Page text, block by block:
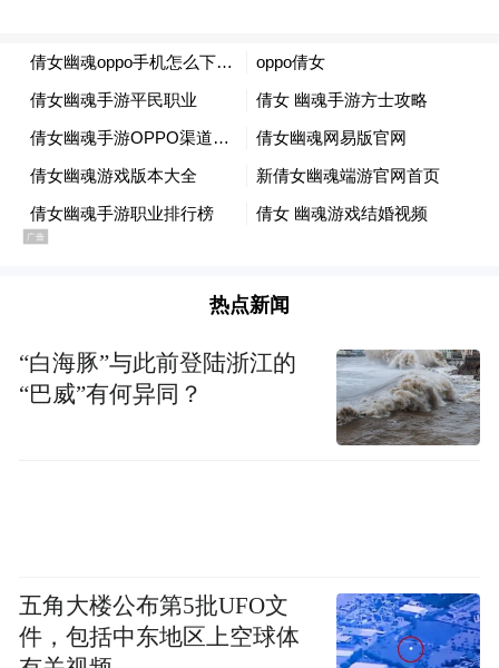
热点新闻
“白海豚”与此前登陆浙江的
“巴威”有何异同？
五角大楼公布第5批UFO文
件，包括中东地区上空球体